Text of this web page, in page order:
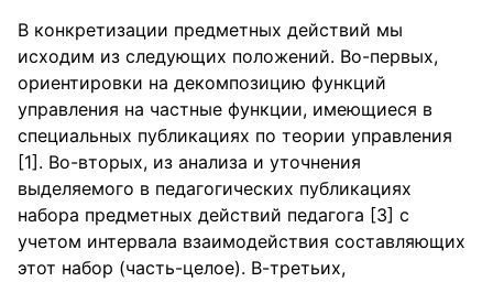
В конкретизации предметных действий мы
исходим из следующих положений. Во-первых,
ориентировки на декомпозицию функций
управления на частные функции, имеющиеся в
специальных публикациях по теории управления
[1]. Во-вторых, из анализа и уточнения
выделяемого в педагогических публикациях
набора предметных действий педагога [3] с
учетом интервала взаимодействия составляющих
этот набор (часть-целое). В-третьих,